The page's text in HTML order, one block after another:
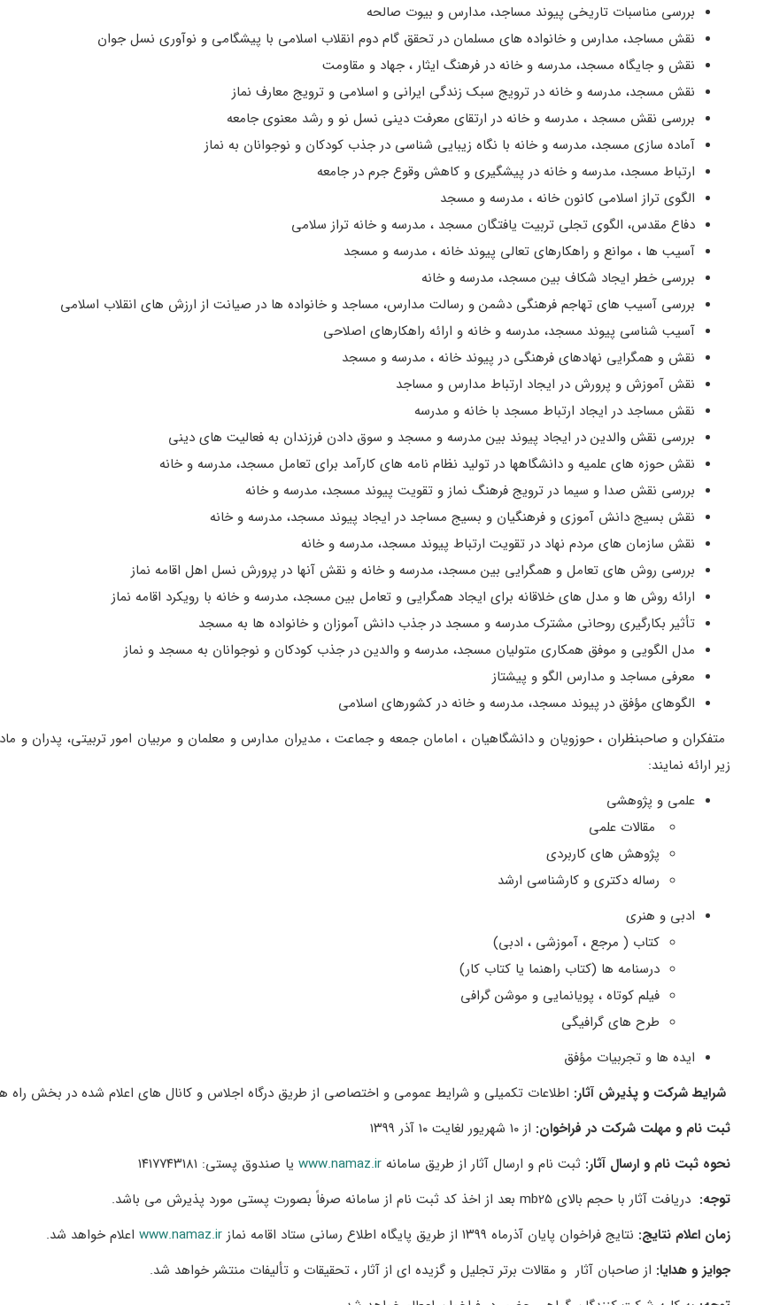
بررسی مناسبات تاریخی پیوند مساجد، مدارس و بیوت صالحه
نقش مساجد، مدارس و خانواده های مسلمان در تحقق گام دوم انقلاب اسلامی با پیشگامی و نوآوری نسل جوان
نقش و جایگاه مسجد، مدرسه و خانه در فرهنگ ایثار ، جهاد و مقاومت
نقش مسجد، مدرسه و خانه در ترویج سبک زندگی ایرانی و اسلامی و ترویج معارف نماز
بررسی نقش مسجد ، مدرسه و خانه در ارتقای معرفت دینی نسل نو و رشد معنوی جامعه
آماده سازی مسجد، مدرسه و خانه با نگاه زیبایی شناسی در جذب کودکان و نوجوانان به نماز
ارتباط مسجد، مدرسه و خانه در پیشگیری و کاهش وقوع جرم در جامعه
الگوی تراز اسلامی کانون خانه ، مدرسه و مسجد
دفاع مقدس، الگوی تجلی تربیت یافتگان مسجد ، مدرسه و خانه تراز سلامی
آسیب ها ، موانع و راهکارهای تعالی پیوند خانه ، مدرسه و مسجد
بررسی خطر ایجاد شکاف بین مسجد، مدرسه و خانه
بررسی آسیب های تهاجم فرهنگی دشمن و رسالت مدارس، مساجد و خانواده ها در صیانت از ارزش های انقلاب اسلامی
آسیب شناسی پیوند مسجد، مدرسه و خانه و ارائه راهکارهای اصلاحی
نقش و همگرایی نهادهای فرهنگی در پیوند خانه ، مدرسه و مسجد
نقش آموزش و پرورش در ایجاد ارتباط مدارس و مساجد
نقش مساجد در ایجاد ارتباط مسجد با خانه و مدرسه
بررسی نقش والدین در ایجاد پیوند بین مدرسه و مسجد و سوق دادن فرزندان به فعالیت های دینی
نقش حوزه های علمیه و دانشگاهها در تولید نظام نامه های کارآمد برای تعامل مسجد، مدرسه و خانه
بررسی نقش صدا و سیما در ترویج فرهنگ نماز و تقویت پیوند مسجد، مدرسه و خانه
نقش بسیج دانش آموزی و فرهنگیان و بسیج مساجد در ایجاد پیوند مسجد، مدرسه و خانه
نقش سازمان های مردم نهاد در تقویت ارتباط پیوند مسجد، مدرسه و خانه
بررسی روش های تعامل و همگرایی بین مسجد، مدرسه و خانه و نقش آنها در پرورش نسل اهل اقامه نماز
ارائه روش ها و مدل های خلاقانه برای ایجاد همگرایی و تعامل بین مسجد، مدرسه و خانه با رویکرد اقامه نماز
تأثیر بکارگیری روحانی مشترک مدرسه و مسجد در جذب دانش آموزان و خانواده ها به مسجد
مدل الگویی و موفق همکاری متولیان مسجد، مدرسه و والدین در جذب کودکان و نوجوانان به مسجد و نماز
معرفی مساجد و مدارس الگو و پیشتاز
الگوهای مؤفق در پیوند مسجد، مدرسه و خانه در کشورهای اسلامی
متفکران و صاحبنظران ، حوزویان و دانشگاهیان ، امامان جمعه و جماعت ، مدیران مدارس و معلمان و مربیان امور تربیتی، پدران و
زیر ارائه نمایند:
علمی و پژوهشی
مقالات علمی
پژوهش های کاربردی
رساله دکتری و کارشناسی ارشد
ادبی و هنری
کتاب ( مرجع ، آموزشی ، ادبی)
درسنامه ها (کتاب راهنما یا کتاب کار)
فیلم کوتاه ، پویانمایی و موشن گرافی
طرح های گرافیگی
ایده ها و تجربیات مؤفق
شرایط شرکت و پذیرش آثار: اطلاعات تکمیلی و شرایط عمومی و اختصاصی از طریق درگاه اجلاس و کانال های اعلام شده در بخش
ثبت نام و مهلت شرکت در فراخوان: از ۱۰ شهریور لغایت ۱۰ آذر ۱۳۹۹
نحوه ثبت نام و ارسال آثار: ثبت نام و ارسال آثار از طریق سامانه www.namaz.ir یا صندوق پستی: ۱۴۱۷۷۴۳۱۸۱
توجه: دریافت آثار با حجم بالای بعد از اخذ کد ثبت نام از سامانه صرفاً بصورت پستی مورد پذیرش می باشد.
زمان اعلام نتایج: نتایج فراخوان پایان آذرماه ۱۳۹۹ از طریق پایگاه اطلاع رسانی ستاد اقامه نماز www.namaz.ir اعلام خواهد شد.
جوایز و هدایا: از صاحبان آثار و مقالات برتر تجلیل و گزیده ای از آثار ، تحقیقات و تألیفات منتشر خواهد شد.